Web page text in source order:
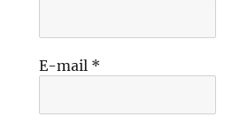
E-mail *